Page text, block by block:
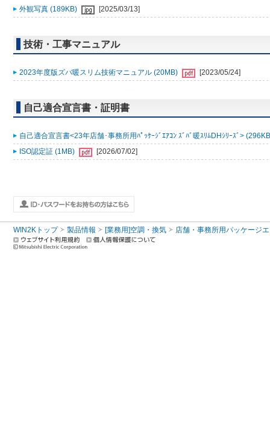
外観写真 (189KB) [2025/03/13]
技術・工事マニュアル
2023年度版ズバ暖スリム技術マニュアル (20MB) [2023/05/24]
自己適合宣言書・証明書
自己適合宣言書<23年店舗･事務所用ﾊﾟｯｹｰｼﾞｴｱｺﾝ ｽﾞﾊﾞ暖ｽﾘﾑDHｼﾘｰｽﾞ>
ISO認定証 (1MB)
[2026/07/02]
WIN2Kトップ 製品情報 [業務用]空調・換気 店舗・事務所用パッケージ